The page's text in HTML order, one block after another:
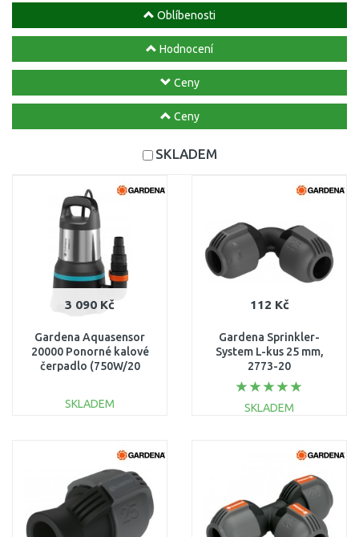
Oblíbenosti
Hodnocení
Ceny
Ceny
SKLADEM
3 090 Kč
Gardena Aquasensor
20000 Ponorné kalové
čerpadlo (750W/20
SKLADEM
Porovnat
112 Kč
Gardena Sprinkler-
System L-kus 25 mm,
2773-20
SKLADEM